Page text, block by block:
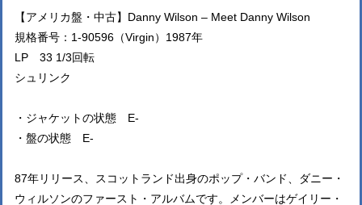
【アメリカ盤・中古】Danny Wilson – Meet Danny Wilson
規格番号：1-90596（Virgin）1987年
LP 33 1/3回転
シュリンク
・ジャケットの状態 E-
・盤の状態 E-
87年リリース、スコットランド出身のポップ・バンド、ダニー・
ウィルソンのファースト・アルバムです。メンバーはゲイリー・